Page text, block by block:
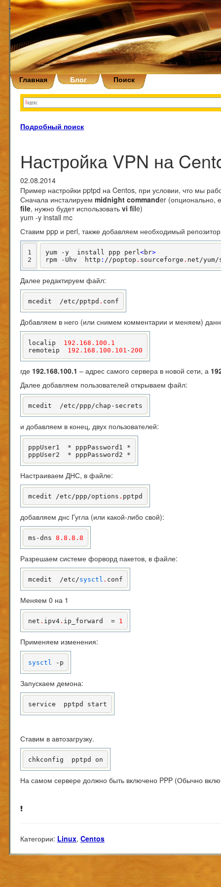
Главная Блог Поиск
Подробный поиск
Настройка VPN на
02.08.2014
Пример настройки pptpd на Centos, при условии, что мы
Сначала инсталируем midnight commander (опционально,
file, нужно будет использовать vi file)
yum -y install mc
Ставим ppp и perl, также добавляем необходимый
1
2
yum -y  install ppp perl <br>
rpm -Uhv  http : //poptop . sourceforge . net/
Далее редактируем файл:
mcedit  /etc/pptpd . conf
Добавляем в него (или снимем комментарии и меняем)
localip 192.168 .100 .1
remoteip 192.168 .100 .101 - 200
где 192.168.100.1 – адрес самого сервера в новой сети, а
Далее добавляем пользователей открываем файл:
mcedit  /etc/ppp/chap-secrets
и добавляем в конец, двух пользователей:
pppUser1  * pppPassword1 *
pppUser2  * pppPassword2 *
Настраиваем ДНС, в файле:
mcedit /etc/ppp/options . pptpd
добавляем днс Гугла (или какой-либо свой):
ms-dns 8.8 .8 .8
Разрешаем системе форворд пакетов, в файле:
mcedit  /etc/sysctl . conf
Меняем 0 на 1
net . ipv4. ip_forward  = 1
Применяем изменения:
sysctl -p
Запускаем демона:
service  pptpd start
Ставим в автозагрузку.
chkconfig  pptpd on
На самом сервере должно быть включено PPP (Обычно
Категории: Linux, Centos